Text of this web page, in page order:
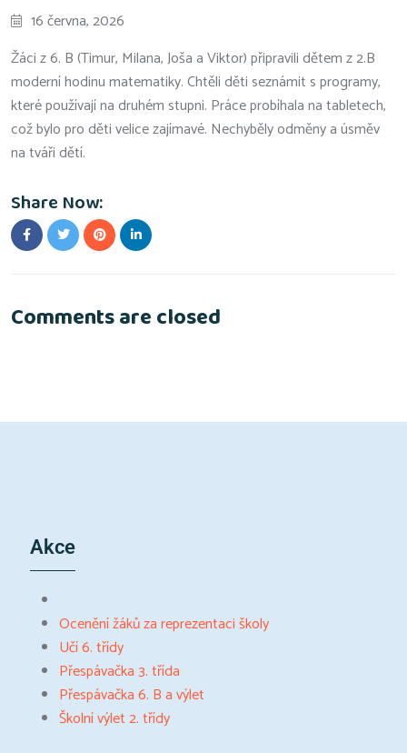
16 června, 2026
Žáci z 6. B (Timur, Milana, Joša a Viktor) připravili dětem z 2.B
moderní hodinu matematiky. Chtěli děti seznámit s programy,
které používají na druhém stupni. Práce probíhala na tabletech,
což bylo pro děti velice zajímavé. Nechyběly odměny a úsměv
na tváři dětí.
Share Now:
Comments are closed
Akce
Ocenění žáků za reprezentaci školy
Učí 6. třídy
Přespávačka 3. třída
Přespávačka 6. B a výlet
Školní výlet 2. třídy